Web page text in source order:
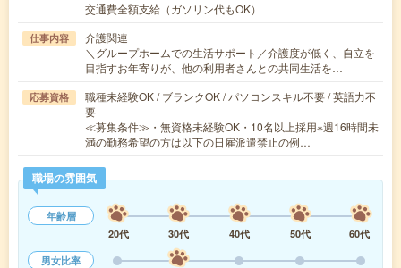
交通費全額支給（ガソリン代もOK）
仕事内容
介護関連
＼グループホームでの生活サポート／介護度が低く、自立を
目指すお年寄りが、他の利用者さんとの共同生活を…
応募資格
職種未経験OK / ブランクOK / パソコンスキル不要 / 英語力不
要
≪募集条件≫・無資格未経験OK・10名以上採用※週16時間未
満の勤務希望の方は以下の日雇派遣禁止の例…
職場の雰囲気
年齢層
20代
30代 40代 50代
60代
男女比率